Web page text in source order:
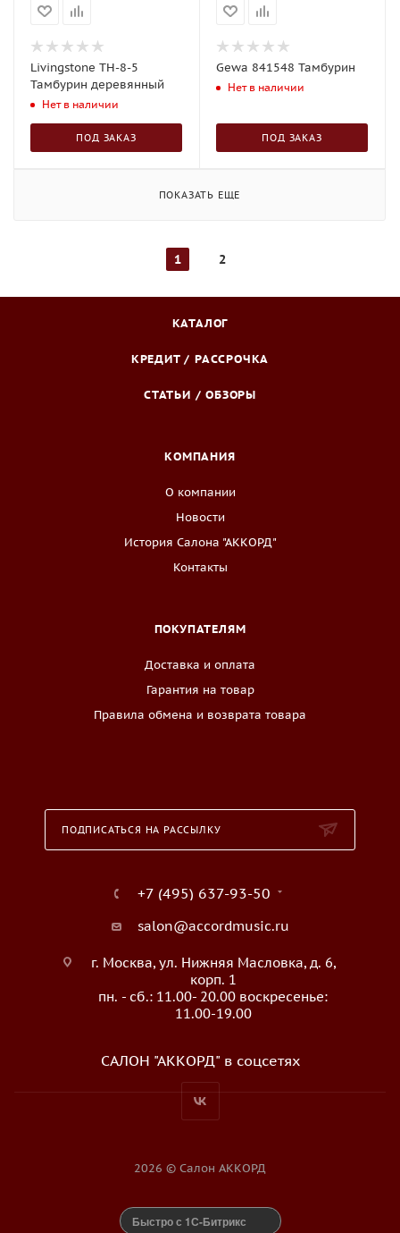
Livingstone TH-8-5
Тамбурин деревянный
Нет в наличии
ПОД ЗАКАЗ
Gewa 841548 Тамбурин
Нет в наличии
ПОД ЗАКАЗ
ПОКАЗАТЬ ЕЩЕ
1 2
КАТАЛОГ
КРЕДИТ / РАССРОЧКА
СТАТЬИ / ОБЗОРЫ
КОМПАНИЯ
О компании
Новости
История Салона "АККОРД"
Контакты
ПОКУПАТЕЛЯМ
Доставка и оплата
Гарантия на товар
Правила обмена и возврата товара
ПОДПИСАТЬСЯ НА РАССЫЛКУ
+7 (495) 637-93-50
salon@accordmusic.ru
г. Москва, ул. Нижняя Масловка, д. 6,
корп. 1
пн. - сб.: 11.00- 20.00 воскресенье:
11.00-19.00
САЛОН "АККОРД" в соцсетях
2026 © Салон АККОРД
Быстро с 1С-Битрикс